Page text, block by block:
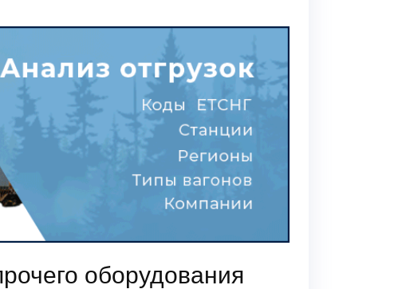
оборудования